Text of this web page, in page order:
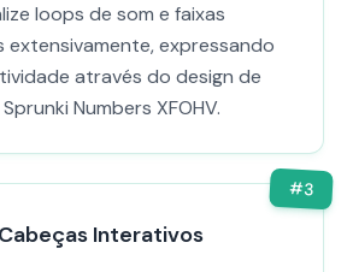
loops de som e faixas
extensivamente, expressando
através do design de
Numbers XFOHV.
#3
Interativos